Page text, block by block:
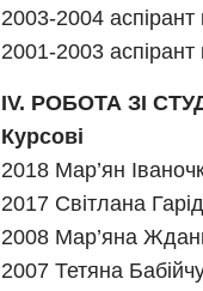
2003-2004 аспірант
2001-2003 аспірант
ІV. РОБОТА ЗІ
Курсові
2018 Мар’ян
2017 Світлана
2008 Мар’яна
2007 Тетяна